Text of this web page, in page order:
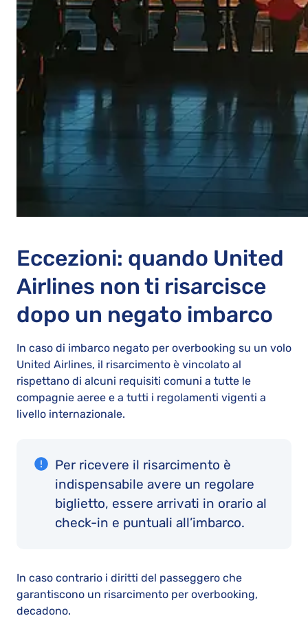
Eccezioni: quando United
Airlines non ti risarcisce
dopo un negato imbarco
In caso di imbarco negato per overbooking su un volo
United Airlines, il risarcimento è vincolato al
rispettano di alcuni requisiti comuni a tutte le
compagnie aeree e a tutti i regolamenti vigenti a
livello internazionale.
Per ricevere il risarcimento è
indispensabile avere un regolare
biglietto, essere arrivati in orario al
check-in e puntuali all’imbarco.
In caso contrario i diritti del passeggero che
garantiscono un risarcimento per overbooking,
decadono.